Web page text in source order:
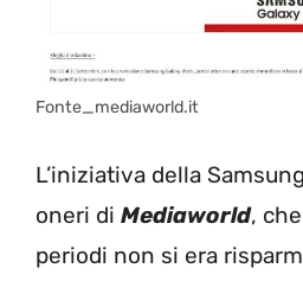
Fonte_mediaworld.it
L’iniziativa della
oneri di Mediaworld,
periodi non si era